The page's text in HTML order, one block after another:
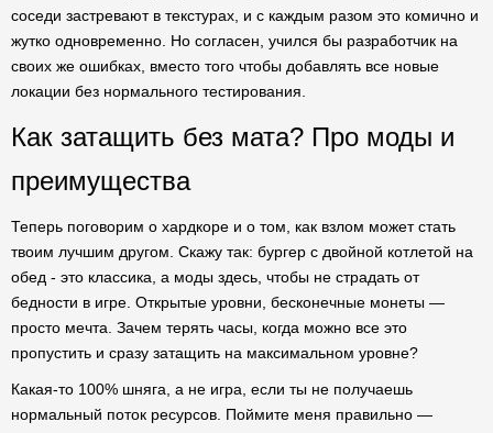
соседи застревают в текстурах, и с каждым разом это комично и
жутко одновременно. Но согласен, учился бы разработчик на
своих же ошибках, вместо того чтобы добавлять все новые
локации без нормального тестирования.
Как затащить без мата? Про моды и
преимущества
Теперь поговорим о хардкоре и о том, как взлом может стать
твоим лучшим другом. Скажу так: бургер с двойной котлетой на
обед - это классика, а моды здесь, чтобы не страдать от
бедности в игре. Открытые уровни, бесконечные монеты —
просто мечта. Зачем терять часы, когда можно все это
пропустить и сразу затащить на максимальном уровне?
Какая-то 100% шняга, а не игра, если ты не получаешь
нормальный поток ресурсов. Поймите меня правильно —